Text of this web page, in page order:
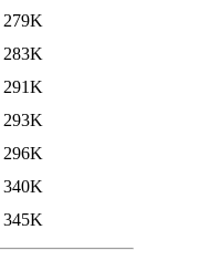
279K
283K
291K
293K
296K
340K
345K